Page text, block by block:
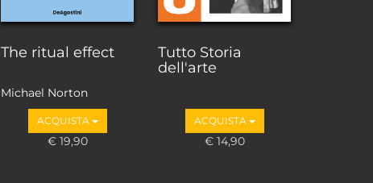
The ritual effect
Michael Norton
ACQUISTA
€ 19,90
Tutto Storia
dell'arte
ACQUISTA
€ 14,90